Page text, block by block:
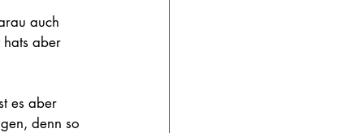
auch
hats aber
es aber
denn so